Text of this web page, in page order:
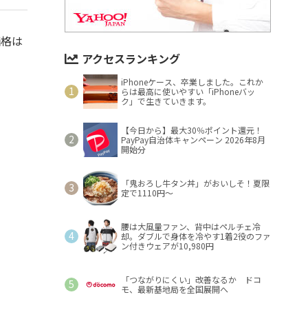
は
アクセスランキング
iPhoneケース、卒業しました。これか
らは最高に使いやすい「iPhoneバッ
ク」で生きていきます。
【今日から】最大30％ポイント還元！
PayPay自治体キャンペーン 2026年8月
開始分
「鬼おろし牛タン丼」がおいしそ！夏限
定で1110円～
腰は大風量ファン、背中はペルチェ冷
却。ダブルで身体を冷やす1着2役のファ
ン付きウェアが10,980円
「つながりにくい」改善なるか ドコ
モ、最新基地局を全国展開へ